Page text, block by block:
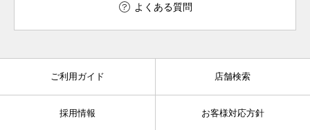
よくある質問
ご利用ガイド 店舗検索
採用情報 お客様対応方針